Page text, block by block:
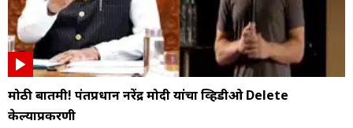
मोठी बातमी! पंतप्रधान नरेंद्र मोदी यांचा व्हिडीओ Delete
केल्याप्रकरणी